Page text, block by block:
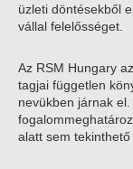
üzleti döntésekből
vállal felelősséget.
Az RSM Hungary
tagjai független
nevükben járnak
alatt sem